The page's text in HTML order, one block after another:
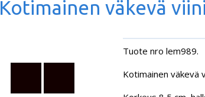
Kotimainen väkevä
Tuote nro lem989.
Kotimainen väkevä